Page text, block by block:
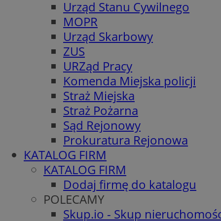
Urząd Stanu Cywilnego
MOPR
Urząd Skarbowy
ZUS
URZąd Pracy
Komenda Miejska policji
Straż Miejska
Straż Pożarna
Sąd Rejonowy
Prokuratura Rejonowa
KATALOG FIRM
KATALOG FIRM
Dodaj firmę do katalogu
POLECAMY
Skup.io - Skup